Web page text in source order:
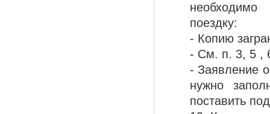
необходимо
поездку:
- Копию
- См. п. 3, 5 ,
- Заявление
нужно
поставить